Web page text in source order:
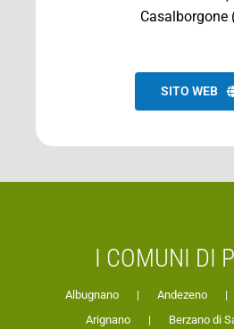
Casalborgone
SITO WEB
I COMUNI DI
Albugnano Andezeno
Arignano
Berzano di